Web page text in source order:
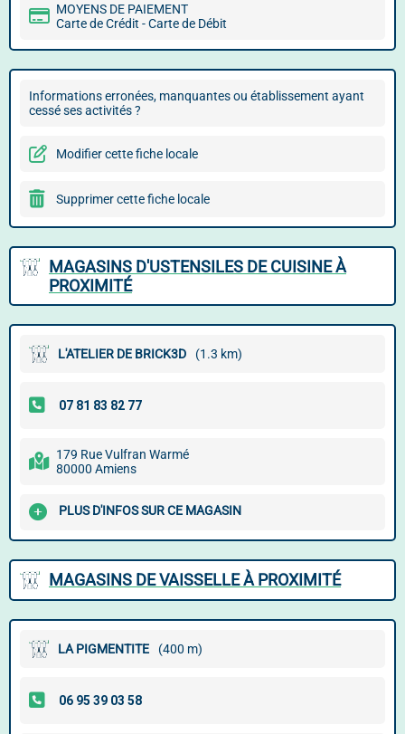
MOYENS DE PAIEMENT
Carte de Crédit - Carte de Débit
Informations erronées, manquantes ou établissement ayant
cessé ses activités ?
Modifier cette fiche locale
Supprimer cette fiche locale
MAGASINS D'USTENSILES DE CUISINE À
PROXIMITÉ
L'ATELIER DE BRICK3D (1.3 km)
179 Rue Vulfran Warmé
80000 Amiens
PLUS D'INFOS SUR CE MAGASIN
MAGASINS DE VAISSELLE À PROXIMITÉ
LA PIGMENTITE (400 m)